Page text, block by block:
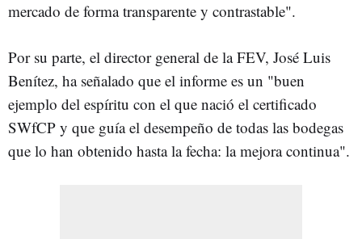
mercado de forma transparente y contrastable".
Por su parte, el director general de la FEV, José Luis
Benítez, ha señalado que el informe es un "buen
ejemplo del espíritu con el que nació el certificado
SWfCP y que guía el desempeño de todas las bodegas
que lo han obtenido hasta la fecha: la mejora continua".